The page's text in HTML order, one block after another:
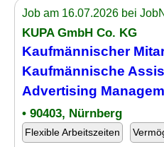
Job am 16.07.2026 bei
KUPA GmbH Co. KG
Kaufmännischer
Kaufmännische
Advertising
• 90403, Nürnberg
Flexible Arbeitszeiten